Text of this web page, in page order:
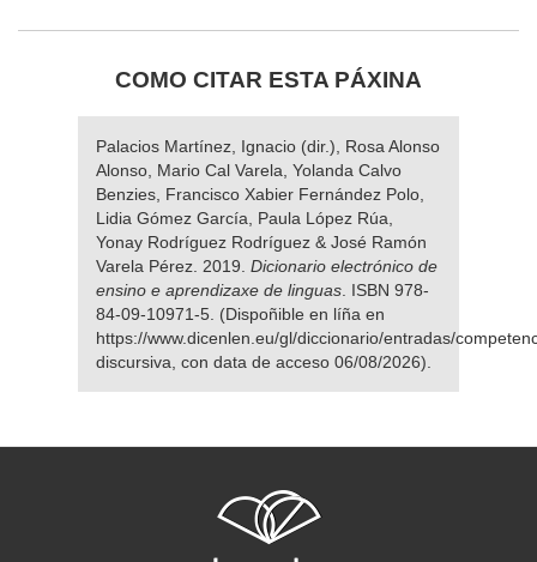
COMO CITAR ESTA PÁXINA
Palacios Martínez, Ignacio (dir.), Rosa Alonso
Alonso, Mario Cal Varela, Yolanda Calvo
Benzies, Francisco Xabier Fernández Polo,
Lidia Gómez García, Paula López Rúa,
Yonay Rodríguez Rodríguez & José Ramón
Varela Pérez. 2019. Dicionario electrónico de
ensino e aprendizaxe de linguas . ISBN 978-
84-09-10971-5. (Dispoñible en líña en
https://www.dicenlen.eu/gl/diccionario/entradas/
discursiva, con data de acceso 06/08/2026).